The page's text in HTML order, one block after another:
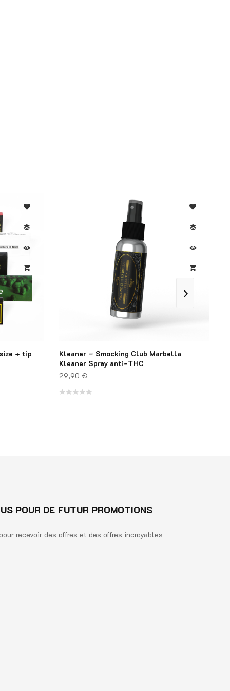
+ tip
Kleaner – Smocking Club Marbella
Kleaner Spray anti-THC
29,90 €
POUR DE FUTUR PROMOTIONS
recevoir des offres et des offres incroyables